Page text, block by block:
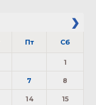
Пт Сб
1
7 8
14 15